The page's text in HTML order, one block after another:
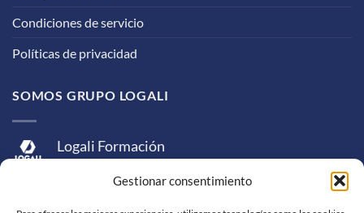
Gestionar consentimiento
Condiciones de servicio
Políticas de privacidad
SOMOS GRUPO LOGALI
Logali Formación
Logali Consultoría